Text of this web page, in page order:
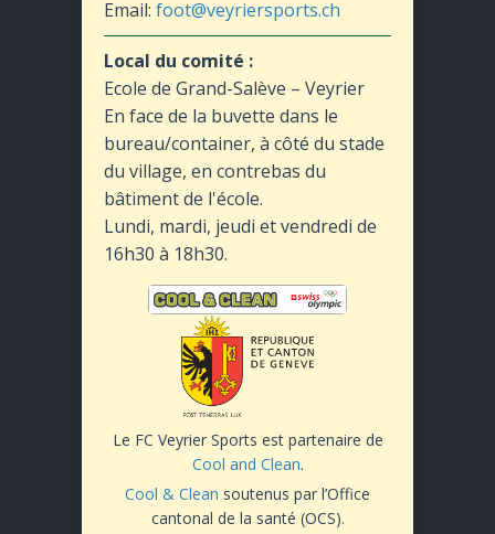
Email: foot@veyriersports.ch
Local du comité :
Ecole de Grand-Salève – Veyrier
En face de la buvette dans le
bureau/container, à côté du stade
du village, en contrebas du
bâtiment de l'école.
Lundi, mardi, jeudi et vendredi de
16h30 à 18h30.
Le FC Veyrier Sports est partenaire de
Cool and Clean.
Cool & Clean soutenus par l’Office
cantonal de la santé (OCS).